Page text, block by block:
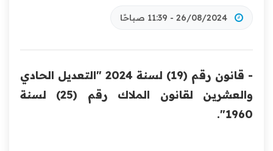
26/08/2024 - 11:39 صباحًا
- قانون رقم (19) لسنة 2024 "التعديل الحادي
والعشرين لقانون الملاك رقم (25) لسنة
1960".